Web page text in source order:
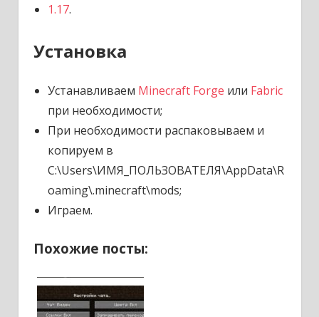
1.17.
Установка
Устанавливаем Minecraft Forge или Fabric
при необходимости;
При необходимости распаковываем и
копируем в
C:\Users\ИМЯ_ПОЛЬЗОВАТЕЛЯ\AppData\R
oaming\.minecraft\mods;
Играем.
Похожие посты: